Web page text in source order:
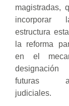
magistradas,
incorporar
estructura
la reforma
en el
futuras
judiciales.